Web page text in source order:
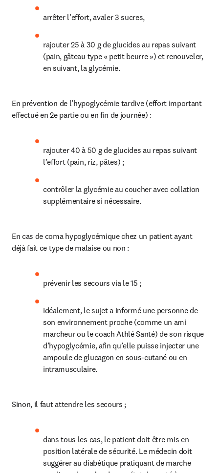
arrêter l’effort, avaler 3 sucres,
rajouter 25 à 30 g de glucides au repas suivant
(pain, gâteau type « petit beurre ») et renouveler,
en suivant, la glycémie.
En prévention de l’hypoglycémie tardive (effort important
effectué en 2e partie ou en fin de journée) :
rajouter 40 à 50 g de glucides au repas suivant
l’effort (pain, riz, pâtes) ;
contrôler la glycémie au coucher avec collation
supplémentaire si nécessaire.
En cas de coma hypoglycémique chez un patient ayant
déjà fait ce type de malaise ou non :
prévenir les secours via le 15 ;
idéalement, le sujet a informé une personne de
son environnement proche (comme un ami
marcheur ou le coach Athlé Santé) de son risque
d’hypoglycémie, afin qu’elle puisse injecter une
ampoule de glucagon en sous-cutané ou en
intramusculaire.
Sinon, il faut attendre les secours ;
dans tous les cas, le patient doit être mis en
position latérale de sécurité. Le médecin doit
suggérer au diabétique pratiquant de marche